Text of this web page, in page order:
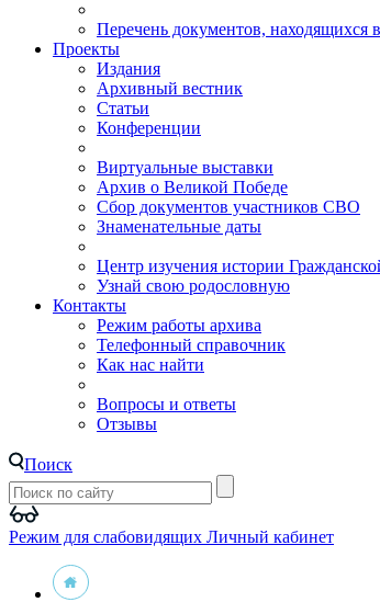
Перечень документов, находящихся
Проекты
Издания
Архивный вестник
Статьи
Конференции
Виртуальные выставки
Архив о Великой Победе
Сбор документов участников СВО
Знаменательные даты
Центр изучения истории
Узнай свою родословную
Контакты
Режим работы архива
Телефонный справочник
Как нас найти
Вопросы и ответы
Отзывы
Поиск
Режим для слабовидящих Личный кабинет